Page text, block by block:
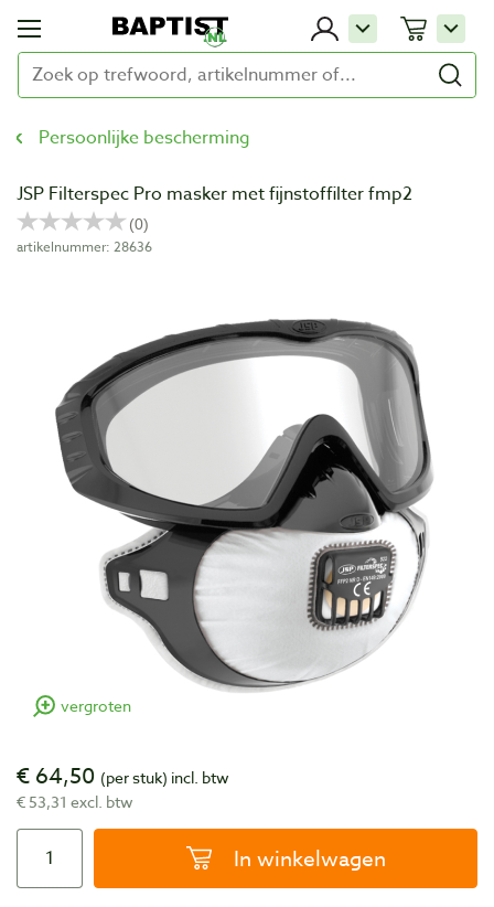
Persoonlijke bescherming
JSP Filterspec Pro masker met fijnstoffilter fmp2
artikelnummer: 28636
vergroten
€ 64,50 (per stuk) incl. btw
€ 53,31 excl. btw
In winkelwagen